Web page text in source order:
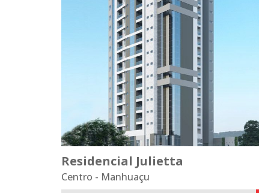
Residencial Julietta
Centro - Manhuaçu